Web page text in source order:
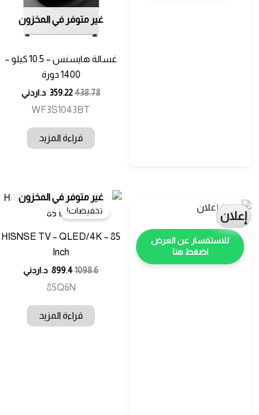
غير متوفر في المخزون
غسالة هايسنس – 10.5 كيلو –
1400 دورة
438.78
359.22 د.اردني
WF3S1043BT
قراءة المزيد
إعلان
للاستفسار عن العرض
اضغط هنا
غير متوفر في المخزون
تخفيضات!
HISNSE TV – QLED/4K – 85
Inch
1098.6
899.4 د.اردني
85Q6N
قراءة المزيد